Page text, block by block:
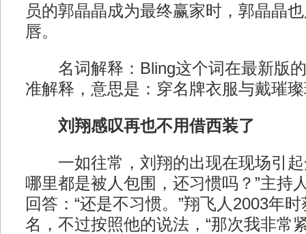
员的郭晶晶成为最终赢家时，郭晶晶
唇。
名词解释：Bling这个词在最新版的
准解释，意思是：穿名牌衣服与戴璀
刘翔感叹再也不用借西装了
一如往常，刘翔的出现在现场引起
哪里都是被人包围，还习惯吗？”主持
回答：“还是不习惯。”翔飞人2003年
名，不过按照他的说法，“那次我非常